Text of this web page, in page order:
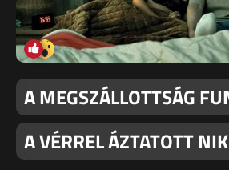
A MEGSZÁLLOTTSÁG
A VÉRREL ÁZTATOTT